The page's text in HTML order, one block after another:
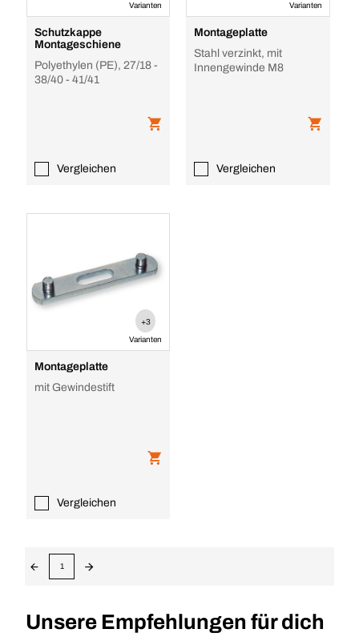
Varianten
Schutzkappe
Montageschiene
Polyethylen (PE), 27/18 -
38/40 - 41/41
Vergleichen
Varianten
Montageplatte
Stahl verzinkt, mit
Innengewinde M8
Vergleichen
+3
Varianten
Montageplatte
mit Gewindestift
Vergleichen
1
Unsere Empfehlungen für dich